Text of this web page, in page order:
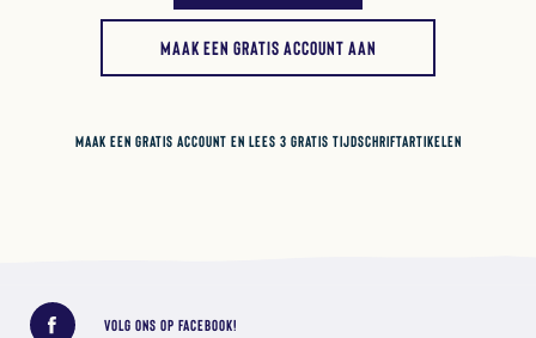
MAAK EEN GRATIS ACCOUNT AAN
MAAK EEN GRATIS ACCOUNT EN LEES 3 GRATIS TIJDSCHRIFTARTIKELEN
VOLG ONS OP FACEBOOK!